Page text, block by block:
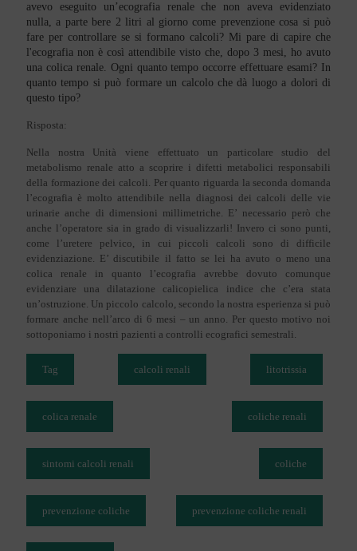
avevo eseguito un’ecografia renale che non aveva evidenziato
nulla, a parte bere 2 litri al giorno come prevenzione cosa si può
fare per controllare se si formano calcoli? Mi pare di capire che
l'ecografia non è così attendibile visto che, dopo 3 mesi, ho avuto
una colica renale. Ogni quanto tempo occorre effettuare esami? In
quanto tempo si può formare un calcolo che dà luogo a dolori di
questo tipo?
Risposta:
Nella nostra Unità viene effettuato un particolare studio del
metabolismo renale atto a scoprire i difetti metabolici responsabili
della formazione dei calcoli. Per quanto riguarda la seconda domanda
l’ecografia è molto attendibile nella diagnosi dei calcoli delle vie
urinarie anche di dimensioni millimetriche. E’ necessario però che
anche l’operatore sia in grado di visualizzarli! Invero ci sono punti,
come l’uretere pelvico, in cui piccoli calcoli sono di difficile
evidenziazione. E’ discutibile il fatto se lei ha avuto o meno una
colica renale in quanto l’ecografia avrebbe dovuto comunque
evidenziare una dilatazione calicopielica indice che c’era stata
un’ostruzione. Un piccolo calcolo, secondo la nostra esperienza si può
formare anche nell’arco di 6 mesi – un anno. Per questo motivo noi
sottoponiamo i nostri pazienti a controlli ecografici semestrali.
Tag calcoli renali litotrissia
colica renale coliche renali
sintomi calcoli renali coliche
prevenzione coliche prevenzione coliche renali